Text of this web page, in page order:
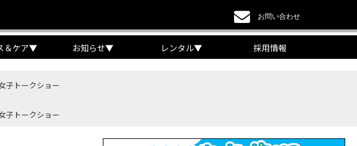
お問い合わせ
＆ケア▼ お知らせ▼ レンタル▼ 採用情報
子トークショー
子トークショー